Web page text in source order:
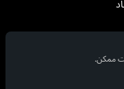
ممكن.